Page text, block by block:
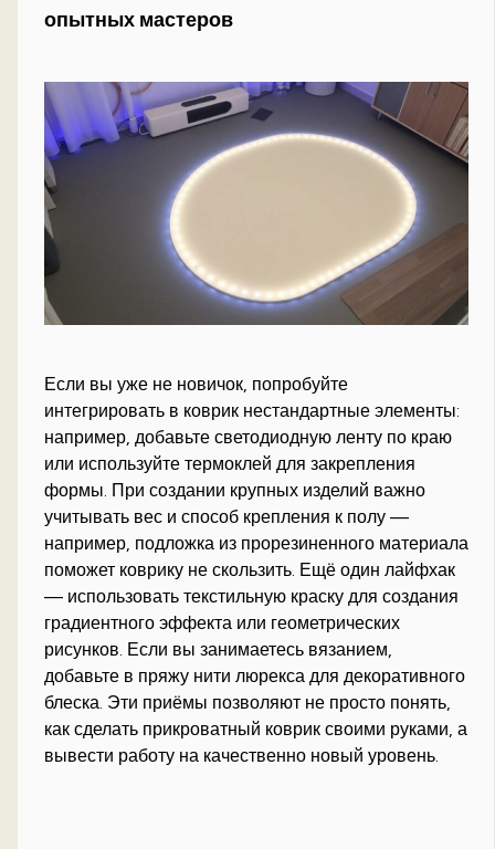
опытных мастеров
Если вы уже не новичок, попробуйте
интегрировать в коврик нестандартные элементы:
например, добавьте светодиодную ленту по краю
или используйте термоклей для закрепления
формы. При создании крупных изделий важно
учитывать вес и способ крепления к полу —
например, подложка из прорезиненного материала
поможет коврику не скользить. Ещё один лайфхак
— использовать текстильную краску для создания
градиентного эффекта или геометрических
рисунков. Если вы занимаетесь вязанием,
добавьте в пряжу нити люрекса для декоративного
блеска. Эти приёмы позволяют не просто понять,
как сделать прикроватный коврик своими руками, а
вывести работу на качественно новый уровень.